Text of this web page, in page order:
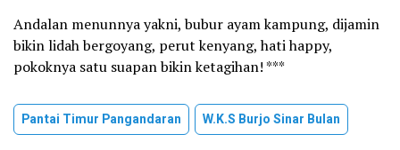
Andalan menunnya yakni, bubur ayam kampung, dijamin
bikin lidah bergoyang, perut kenyang, hati happy,
pokoknya satu suapan bikin ketagihan! ***
Pantai Timur Pangandaran W.K.S Burjo Sinar Bulan